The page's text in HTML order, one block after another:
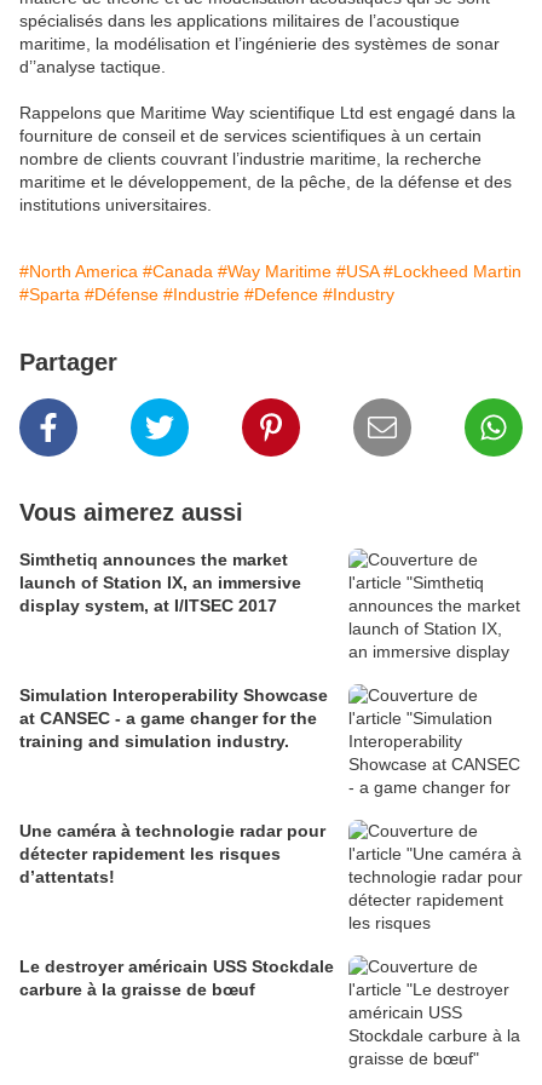
spécialisés dans les applications militaires de l’acoustique
maritime, la modélisation et l’ingénierie des systèmes de sonar
d’’analyse tactique.
Rappelons que Maritime Way scientifique Ltd est engagé dans la
fourniture de conseil et de services scientifiques à un certain
nombre de clients couvrant l’industrie maritime, la recherche
maritime et le développement, de la pêche, de la défense et des
institutions universitaires.
#North America #Canada #Way Maritime #USA #Lockheed Martin
#Sparta #Défense #Industrie #Defence #Industry
Partager
Vous aimerez aussi
Simthetiq announces the market
launch of Station IX, an immersive
display system, at I/ITSEC 2017
Simulation Interoperability Showcase
at CANSEC - a game changer for the
training and simulation industry.
Une caméra à technologie radar pour
détecter rapidement les risques
d’attentats!
Le destroyer américain USS Stockdale
carbure à la graisse de bœuf